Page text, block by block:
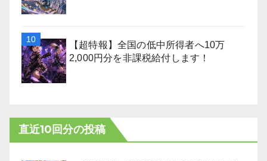
【超特報】全国の低中所得者へ10万
2,000円分を非課税給付します！
直近10回分の投稿